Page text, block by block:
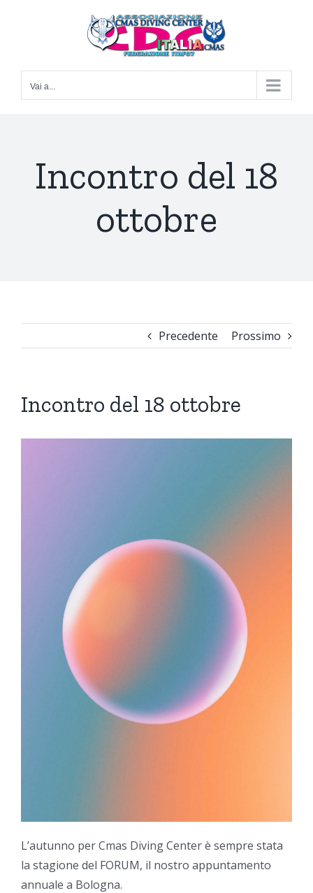
Vai a...
Incontro del 18
ottobre
Precedente Prossimo
Incontro del 18 ottobre
L’autunno per Cmas Diving Center è sempre stata
la stagione del FORUM, il nostro appuntamento
annuale a Bologna.